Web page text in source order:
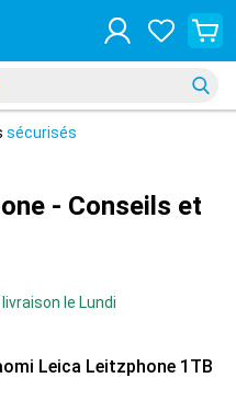
sécurisés
- Conseils et
le Lundi
Leica Leitzphone 1TB